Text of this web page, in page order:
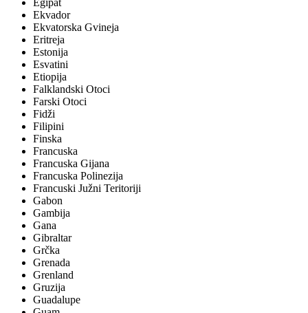
Egipat
Ekvador
Ekvatorska Gvineja
Eritreja
Estonija
Esvatini
Etiopija
Falklandski Otoci
Farski Otoci
Fidži
Filipini
Finska
Francuska
Francuska Gijana
Francuska Polinezija
Francuski Južni Teritoriji
Gabon
Gambija
Gana
Gibraltar
Grčka
Grenada
Grenland
Gruzija
Guadalupe